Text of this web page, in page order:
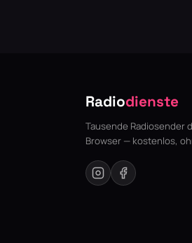
Radiodienste
Tausende Radiosender
Browser — kostenlos,